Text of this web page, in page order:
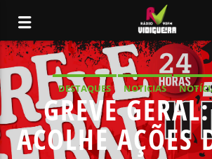
DESTAQUES NOTICIAS
NOTÍCIAS NACIONAIS
GREVE
ACOLHE AÇÕES